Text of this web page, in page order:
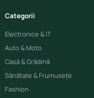
Categorii
Electronice & IT
Auto & Moto
Casă & Grădină
Sănătate & Frumusețe
Fashion